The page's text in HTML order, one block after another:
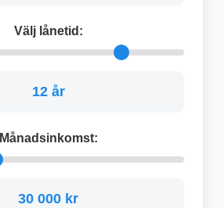
Välj lånetid:
12 år
Månadsinkomst:
30 000 kr